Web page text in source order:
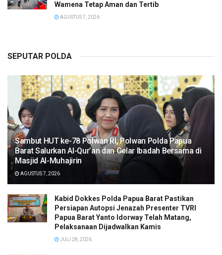
Wamena Tetap Aman dan Tertib
AGUSTUS 7, 2026
SEPUTAR POLDA
Sambut HUT ke-78 Polwan RI, Polwan Polda Papua
Barat Salurkan Al-Qur’an dan Gelar Ibadah Bersama di
Masjid Al-Muhajirin
AGUSTUS 7, 2026
Kabid Dokkes Polda Papua Barat Pastikan
Persiapan Autopsi Jenazah Presenter TVRI
Papua Barat Yanto Idorway Telah Matang,
Pelaksanaan Dijadwalkan Kamis
JULI 28, 2026